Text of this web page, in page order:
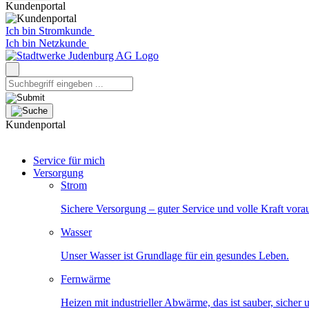
Kundenportal
Ich bin Stromkunde
Ich bin Netzkunde
Kundenportal
Service für mich
Versorgung
Strom
Sichere Versorgung – guter Service und volle Kraft
Wasser
Unser Wasser ist Grundlage für ein gesundes Leben.
Fernwärme
Heizen mit industrieller Abwärme, das ist sauber, sicher